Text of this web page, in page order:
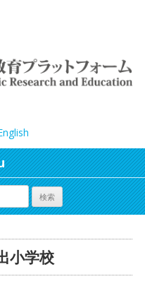
小学校